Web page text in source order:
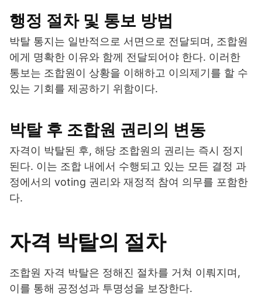
행정 절차 및 통보 방법
박탈 통지는 일반적으로 서면으로 전달되며, 조합원
에게 명확한 이유와 함께 전달되어야 한다. 이러한
통보는 조합원이 상황을 이해하고 이의제기를 할 수
있는 기회를 제공하기 위함이다.
박탈 후 조합원 권리의 변동
자격이 박탈된 후, 해당 조합원의 권리는 즉시 정지
된다. 이는 조합 내에서 수행되고 있는 모든 결정 과
정에서의 voting 권리와 재정적 참여 의무를 포함한
다.
자격 박탈의 절차
조합원 자격 박탈은 정해진 절차를 거쳐 이뤄지며,
이를 통해 공정성과 투명성을 보장한다.